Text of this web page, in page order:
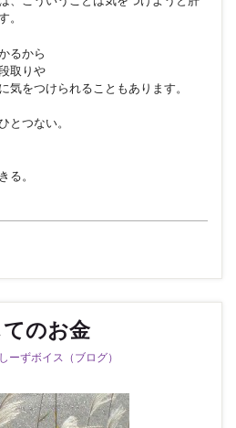
。
るから
取りや
気をつけられることもあります。
とつない。
る。
のお金
ーずボイス（ブログ）